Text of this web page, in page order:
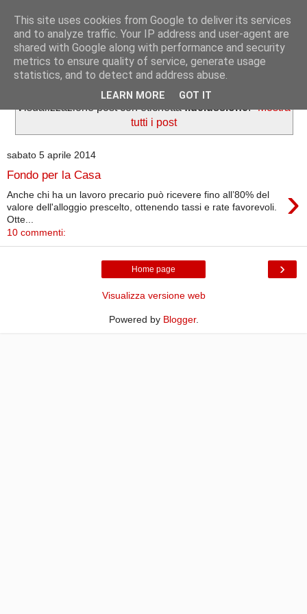
Informazioni per tutti
Dedicato a lavoratori e pensionati.
Visualizzazione post con etichettafideiussione. Mostra
tutti i post
sabato 5 aprile 2014
Fondo per la Casa
›
Anche chi ha un lavoro precario può ricevere fino all’80% del
valore dell'alloggio prescelto, ottenendo tassi e rate favorevoli.
Otte...
10 commenti:
›
Home page
Visualizza versione web
Powered by Blogger.
This site uses cookies from Google to deliver its services
and to analyze traffic. Your IP address and user-agent are
shared with Google along with performance and security
metrics to ensure quality of service, generate usage
statistics, and to detect and address abuse.
LEARN MORE GOT IT